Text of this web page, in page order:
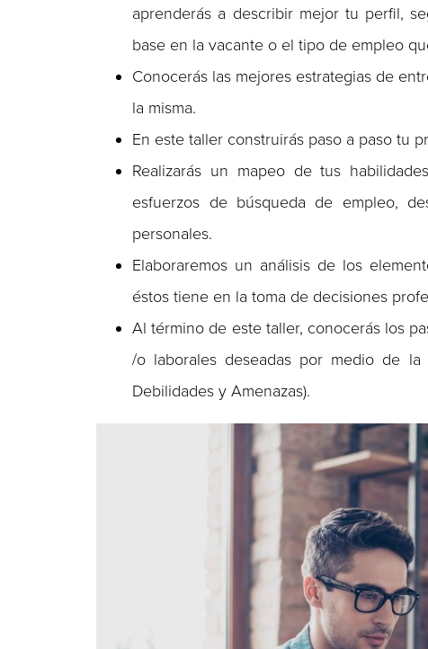
aprenderás a describir mejor tu perfil,
base en la vacante o el tipo de empleo
Conocerás las mejores estrategias de
la misma.
En este taller construirás paso a paso tu
Realizarás un mapeo de tus
esfuerzos de búsqueda de empleo,
personales.
Elaboraremos un análisis de los
éstos tiene en la toma de decisiones
Al término de este taller, conocerás los
/o laborales deseadas por medio de la
Debilidades y Amenazas).